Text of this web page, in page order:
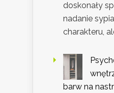
doskonały
nadanie
charakteru,
barw na